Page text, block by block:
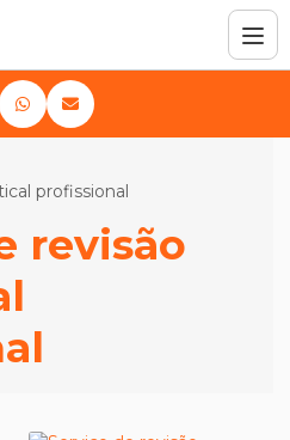
profissional
revisão